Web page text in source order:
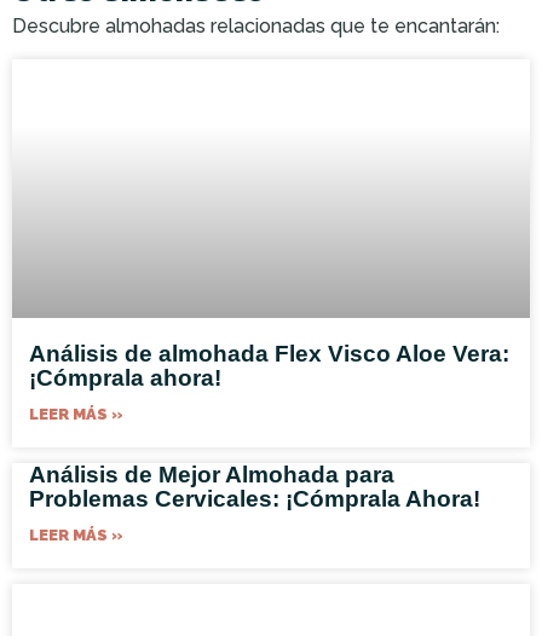
Descubre almohadas relacionadas que te encantarán:
Análisis de almohada Flex Visco Aloe Vera:
¡Cómprala ahora!
LEER MÁS »
Análisis de Mejor Almohada para
Problemas Cervicales: ¡Cómprala Ahora!
LEER MÁS »